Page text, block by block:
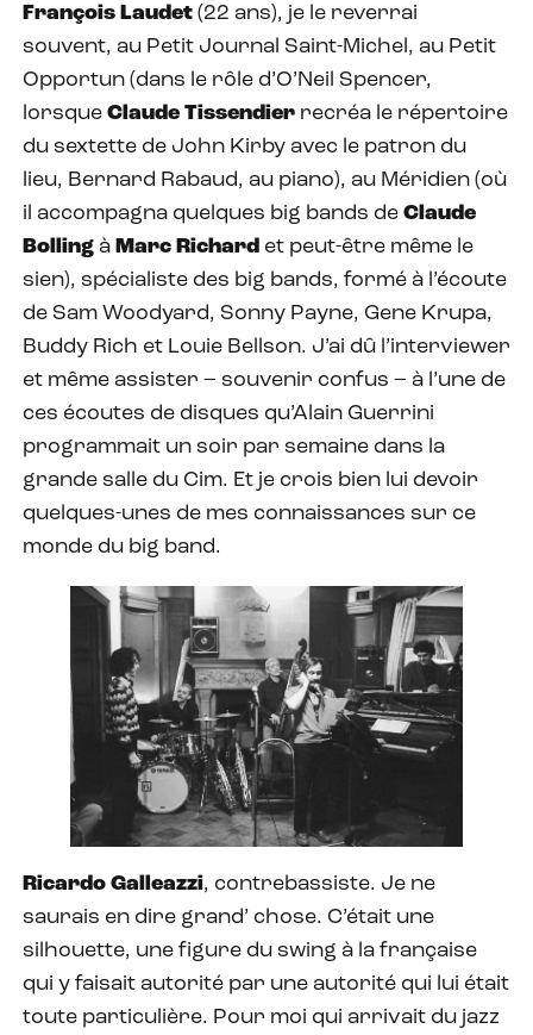
François Laudet (22 ans), je le reverrai
souvent, au Petit Journal Saint-Michel, au Petit
Opportun (dans le rôle d’O’Neil Spencer,
lorsque Claude Tissendier recréa le répertoire
du sextette de John Kirby avec le patron du
lieu, Bernard Rabaud, au piano), au Méridien (où
il accompagna quelques big bands de Claude
Bolling à Marc Richard et peut-être même le
sien), spécialiste des big bands, formé à l’écoute
de Sam Woodyard, Sonny Payne, Gene Krupa,
Buddy Rich et Louie Bellson. J’ai dû l’interviewer
et même assister – souvenir confus – à l’une de
ces écoutes de disques qu’Alain Guerrini
programmait un soir par semaine dans la
grande salle du Cim. Et je crois bien lui devoir
quelques-unes de mes connaissances sur ce
monde du big band.
Ricardo Galleazzi, contrebassiste. Je ne
saurais en dire grand’ chose. C’était une
silhouette, une figure du swing à la française
qui y faisait autorité par une autorité qui lui était
toute particulière. Pour moi qui arrivait du jazz